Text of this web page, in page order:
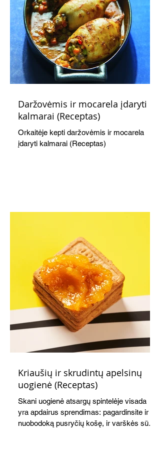
Daržovėmis ir mocarela įdaryti
kalmarai (Receptas)
Orkaitėje kepti daržovėmis ir mocarela
įdaryti kalmarai (Receptas)
Kriaušių ir skrudintų apelsinų
uogienė (Receptas)
Skani uogienė atsargų spintelėje visada
yra apdairus sprendimas: pagardinsite ir
nuobodoką pusryčių košę, ir varškės sūrį,